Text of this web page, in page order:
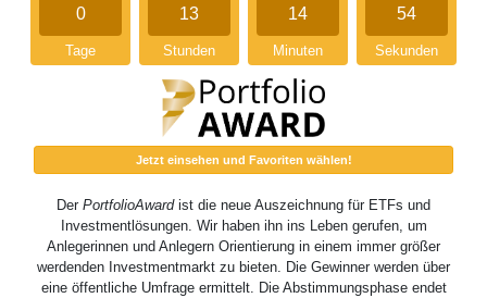
0
Tage
13
Stunden
14
Minuten
54
Sekunden
Jetzt einsehen und Favoriten wählen!
Der PortfolioAwardist die neue Auszeichnung für ETFs und
Investmentlösungen. Wir haben ihn ins Leben gerufen, um
Anlegerinnen und Anlegern Orientierung in einem immer größer
werdenden Investmentmarkt zu bieten. Die Gewinner werden über
eine öffentliche Umfrage ermittelt. Die Abstimmungsphase endet